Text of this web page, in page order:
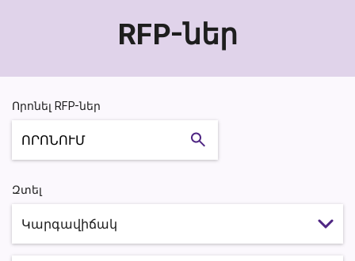
RFP-ներ
RFP-
ներ
Որոնել RFP-ներ
Որոնում
Զտել